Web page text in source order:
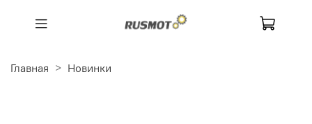
Главная Новинки